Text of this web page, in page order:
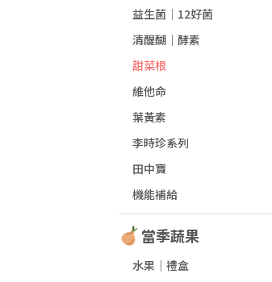
益生菌│12好菌
清醍醐｜酵素
甜菜根
維他命
葉黃素
李時珍系列
田中寶
機能補給
當季蔬果
水果│禮盒